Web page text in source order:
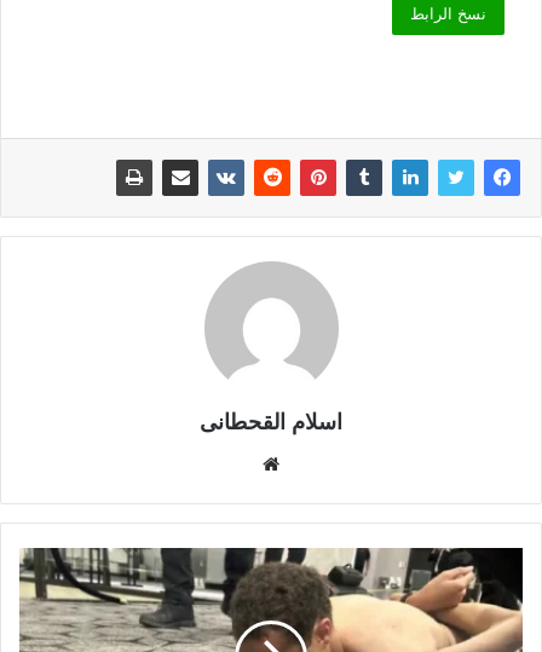
نسخ الرابط
اسلام القحطانى
ق
ع
ا
و